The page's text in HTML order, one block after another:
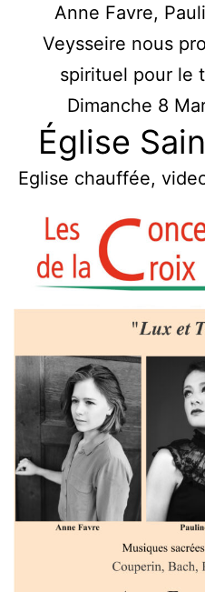
Anne Favre,
Veysseire nous
spirituel pour le
Dimanche 8
Église
Eglise chauffée,